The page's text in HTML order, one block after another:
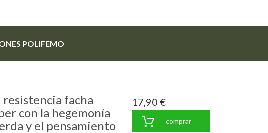
POLIFEMO
resistencia facha
con la hegemonía
y el pensamiento
17,90 €
comprar